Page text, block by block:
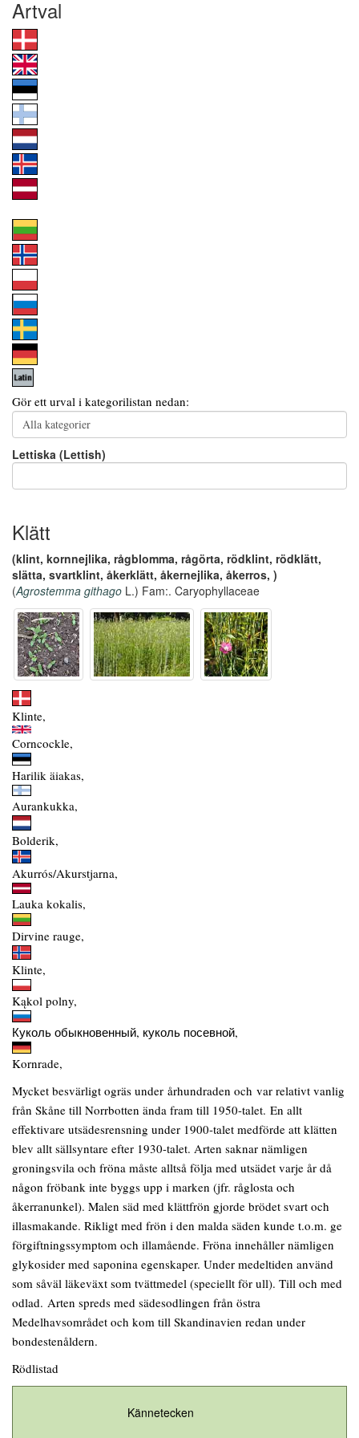
Artval
Gör ett urval i kategorilistan nedan:
Lettiska (Lettish)
Klätt
(klint, kornnejlika, rågblomma, rågörta, rödklint, rödklätt,
slätta, svartklint, åkerklätt, åkernejlika, åkerros, )
(Agrostemma githago L.) Fam:. Caryophyllaceae
Klinte,
Corncockle,
Harilik äiakas,
Aurankukka,
Bolderik,
Akurrós/Akurstjarna,
Lauka kokalis,
Dirvine rauge,
Klinte,
Kąkol polny,
Куколь обыкновенный, куколь посевной,
Kornrade,
Mycket besvärligt ogräs under århundraden och var relativt vanlig
från Skåne till Norrbotten ända fram till 1950-talet. En allt
effektivare utsädesrensning under 1900-talet medförde att klätten
blev allt sällsyntare efter 1930-talet. Arten saknar nämligen
groningsvila och fröna måste alltså följa med utsädet varje år då
någon fröbank inte byggs upp i marken (jfr. råglosta och
åkerranunkel). Malen säd med klättfrön gjorde brödet svart och
illasmakande. Rikligt med frön i den malda säden kunde t.o.m. ge
förgiftningssymptom och illamående. Fröna innehåller nämligen
glykosider med saponina egenskaper. Under medeltiden använd
som såväl läkeväxt som tvättmedel (speciellt för ull). Till och med
odlad. Arten spreds med sädesodlingen från östra
Medelhavsområdet och kom till Skandinavien redan under
bondestenåldern.
Rödlistad
Kännetecken